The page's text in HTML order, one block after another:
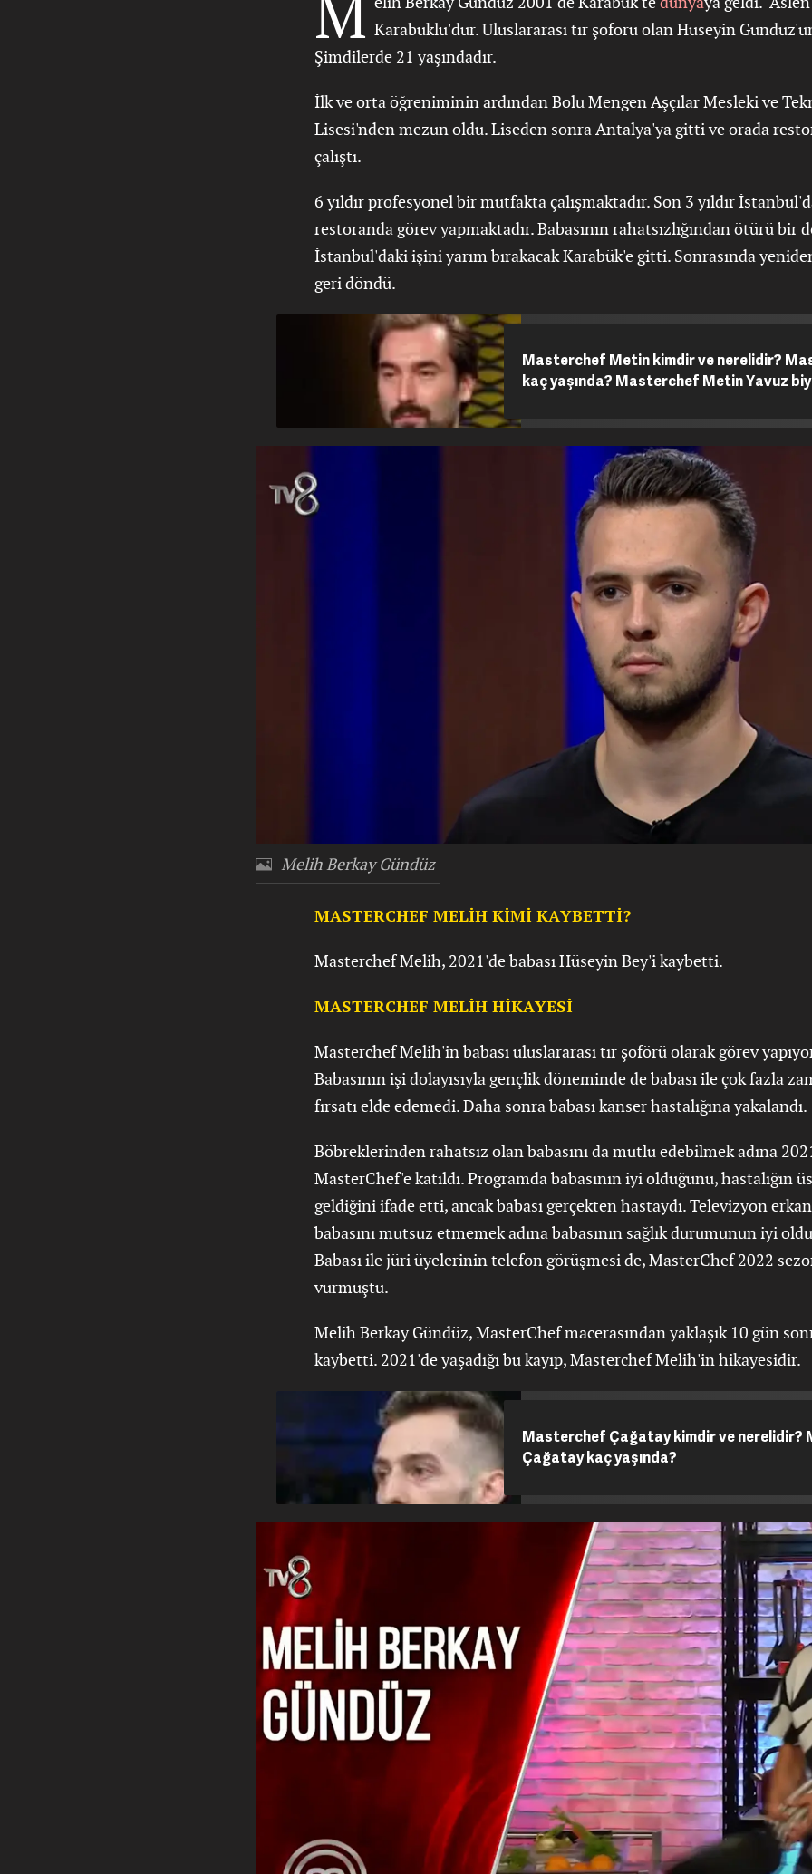
Karabüklü'dür. Uluslararası tır şoförü olan Hüseyin
Şimdilerde 21 yaşındadır.
İlk ve orta öğreniminin ardından Bolu Mengen Aşçılar Mesleki ve
Lisesi'nden mezun oldu. Liseden sonra Antalya'ya gitti ve orada
çalıştı.
6 yıldır profesyonel bir mutfakta çalışmaktadır. Son 3 yıldır
restoranda görev yapmaktadır. Babasının rahatsızlığından ötürü bir
İstanbul'daki işini yarım bırakacak Karabük'e gitti. Sonrasında
geri döndü.
Masterchef Metin kimdir ve nerelidir?
kaç yaşında? Masterchef Metin Yavuz
Melih Berkay Gündüz
MASTERCHEF MELİH KİMİ KAYBETTİ?
Masterchef Melih, 2021'de babası Hüseyin Bey'i kaybetti.
MASTERCHEF MELİH HİKAYESİ
Masterchef Melih'in babası uluslararası tır şoförü olarak görev
Babasının işi dolayısıyla gençlik döneminde de babası ile çok fazla
fırsatı elde edemedi. Daha sonra babası kanser hastalığına yakalandı.
Böbreklerinden rahatsız olan babasını da mutlu edebilmek adına
MasterChef'e katıldı. Programda babasının iyi olduğunu, hastalığın
geldiğini ifade etti, ancak babası gerçekten hastaydı. Televizyon
babasını mutsuz etmemek adına babasının sağlık durumunun iyi
Babası ile jüri üyelerinin telefon görüşmesi de, MasterChef 2022
vurmuştu.
Melih Berkay Gündüz, MasterChef macerasından yaklaşık 10 gün
kaybetti. 2021'de yaşadığı bu kayıp, Masterchef Melih'in hikayesidir.
Masterchef Çağatay kimdir ve nerelidir?
Çağatay kaç yaşında?